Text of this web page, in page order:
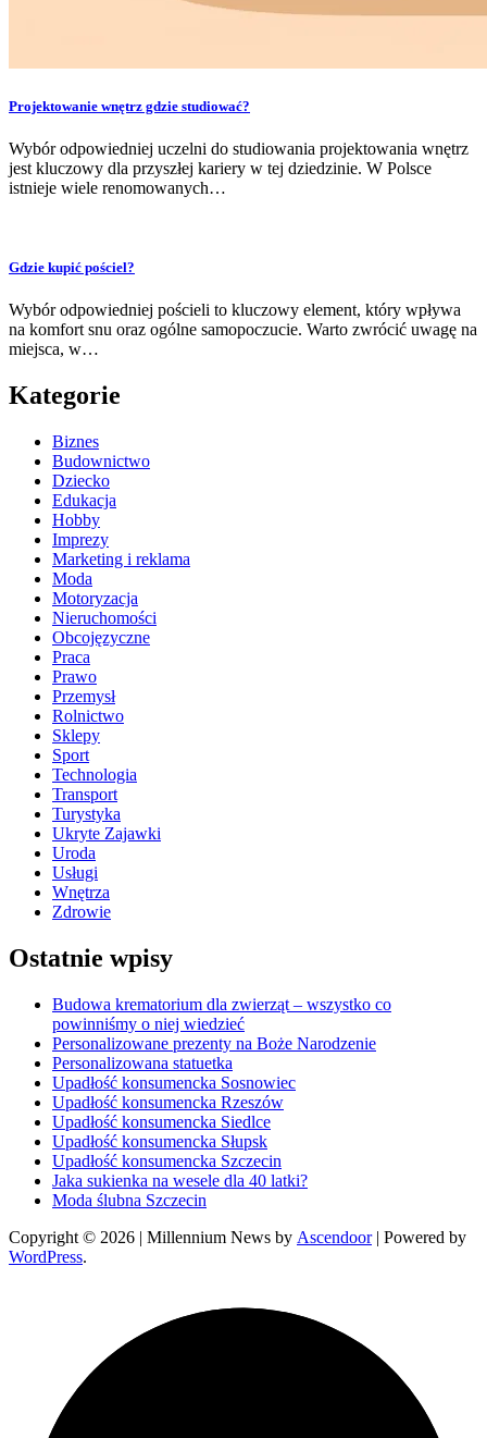
Projektowanie wnętrz gdzie studiować?
Wybór odpowiedniej uczelni do studiowania projektowania wnętrz
jest kluczowy dla przyszłej kariery w tej dziedzinie. W Polsce
istnieje wiele renomowanych…
Gdzie kupić pościel?
Wybór odpowiedniej pościeli to kluczowy element, który wpływa
na komfort snu oraz ogólne samopoczucie. Warto zwrócić uwagę na
miejsca, w…
Kategorie
Biznes
Budownictwo
Dziecko
Edukacja
Hobby
Imprezy
Marketing i reklama
Moda
Motoryzacja
Nieruchomości
Obcojęzyczne
Praca
Prawo
Przemysł
Rolnictwo
Sklepy
Sport
Technologia
Transport
Turystyka
Ukryte Zajawki
Uroda
Usługi
Wnętrza
Zdrowie
Ostatnie wpisy
Budowa krematorium dla zwierząt – wszystko co
powinniśmy o niej wiedzieć
Personalizowane prezenty na Boże Narodzenie
Personalizowana statuetka
Upadłość konsumencka Sosnowiec
Upadłość konsumencka Rzeszów
Upadłość konsumencka Siedlce
Upadłość konsumencka Słupsk
Upadłość konsumencka Szczecin
Jaka sukienka na wesele dla 40 latki?
Moda ślubna Szczecin
Copyright © 2026 | Millennium News by Ascendoor| Powered by
WordPress.